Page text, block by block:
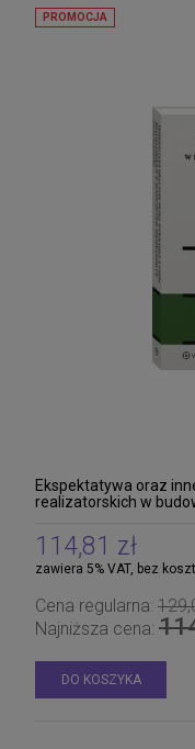
Ekspektatywa oraz
realizatorskich w
114,81 zł
zawiera 5% VAT, bez
Cena regularna:
Najniższa cena:
DO KOSZYKA
PROMOCJA